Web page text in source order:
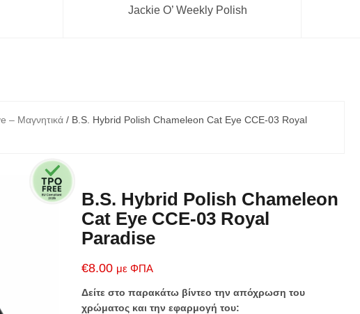
Jackie O’ Weekly Polish
– Μαγνητικά / B.S. Hybrid Polish Chameleon Cat Eye CCE-03 Royal
B.S. Hybrid Polish Chameleon
Cat Eye CCE-03 Royal
Paradise
€8.00 με ΦΠΑ
Δείτε στο παρακάτω βίντεο την απόχρωση του
χρώματος και την εφαρμογή του: